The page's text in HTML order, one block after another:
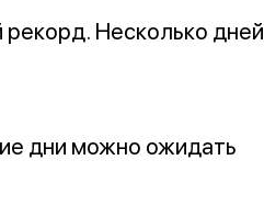
рекорд. Несколько дней
дни можно ожидать